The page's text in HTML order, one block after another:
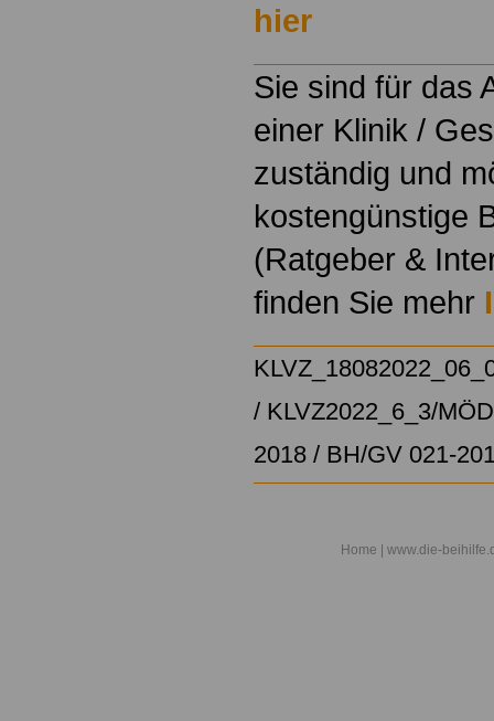
hier
Sie sind für das
einer Klinik /
zuständig und
kostengünstige
(Ratgeber &
finden Sie mehr
/ KLVZ2022_6_3/
2018 / BH/GV 021-
Home | www.die-